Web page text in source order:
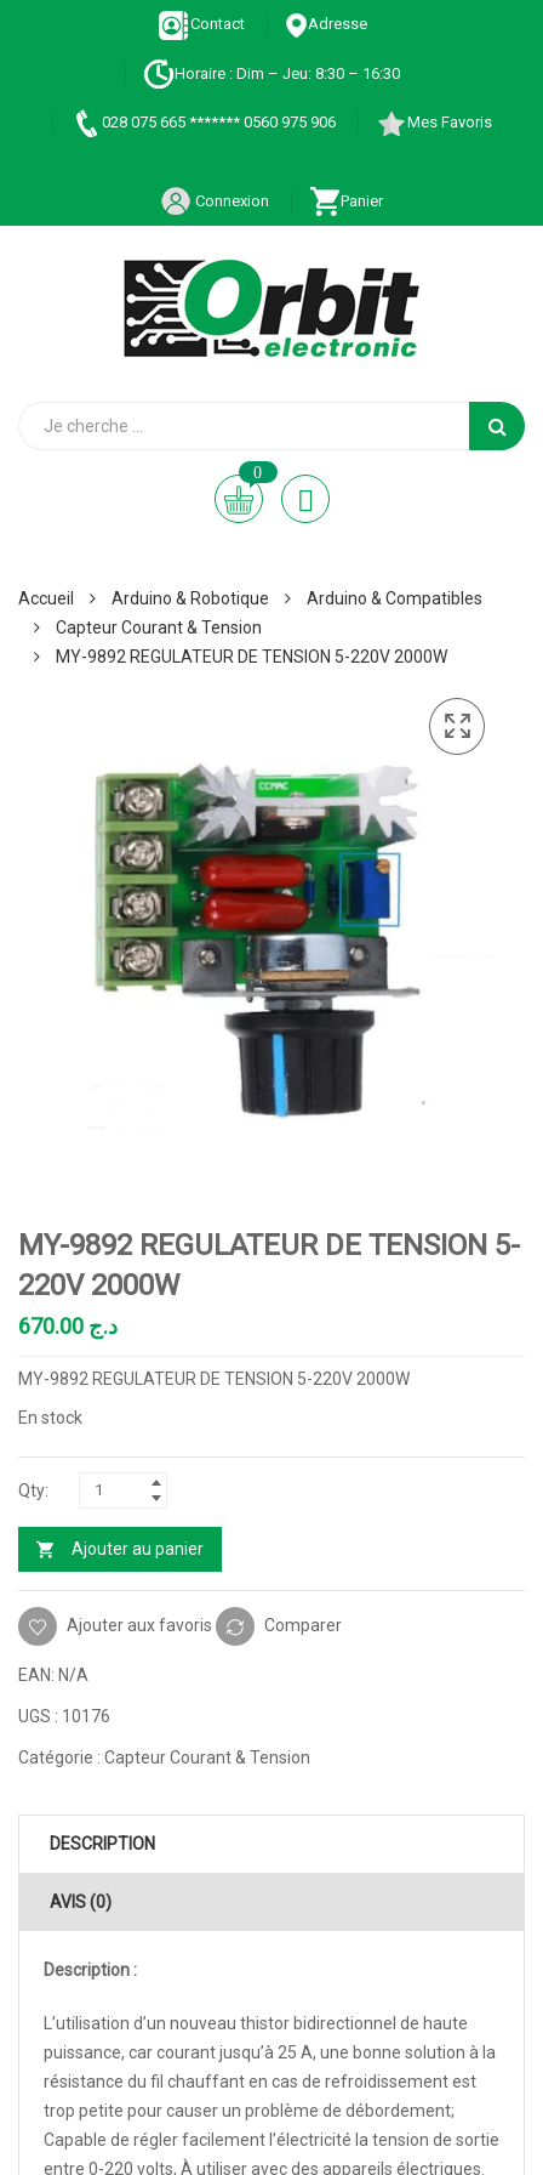
Contact Adresse
Horaire : Dim – Jeu: 8:30 – 16:30
028 075 665 ******* 0560 975 906 Mes Favoris
Connexion Panier
0
Accueil Arduino & Robotique
Arduino & Compatibles
Capteur Courant & Tension
MY-9892 REGULATEUR DE TENSION 5-220V 2000W
MY-9892 REGULATEUR DE TENSION 5-
220V 2000W
د.ج
MY-9892 REGULATEUR DE TENSION 5-220V 2000W
En stock
Ajouter au panier
Ajouter aux favoris Comparer
EAN: N/A
UGS : 10176
Catégorie : Capteur Courant & Tension
DESCRIPTION
AVIS (0)
Description :
L’utilisation d’un nouveau thistor bidirectionnel de haute
puissance, car courant jusqu’à 25 A, une bonne solution à la
résistance du fil chauffant en cas de refroidissement est
trop petite pour causer un problème de débordement;
Capable de régler facilement l’électricité la tension de sortie
entre 0-220 volts, À utiliser avec des appareils électriques.